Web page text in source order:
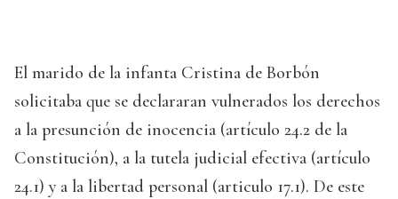
El marido de la infanta Cristina de Borbón
solicitaba que se declararan vulnerados los derechos
a la presunción de inocencia (artículo 24.2 de la
Constitución), a la tutela judicial efectiva (artículo
24.1) y a la libertad personal (articulo 17.1). De este